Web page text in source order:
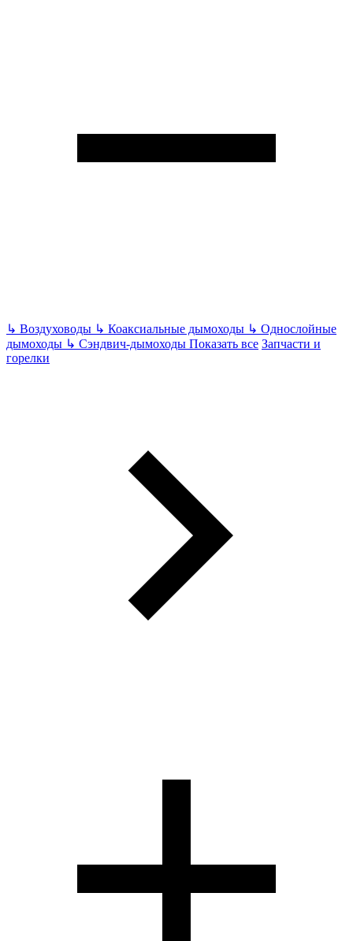
↳ Воздуховоды ↳ Коаксиальные дымоходы ↳ Однослойные
дымоходы ↳ Сэндвич-дымоходы Показать все Запчасти и
горелки